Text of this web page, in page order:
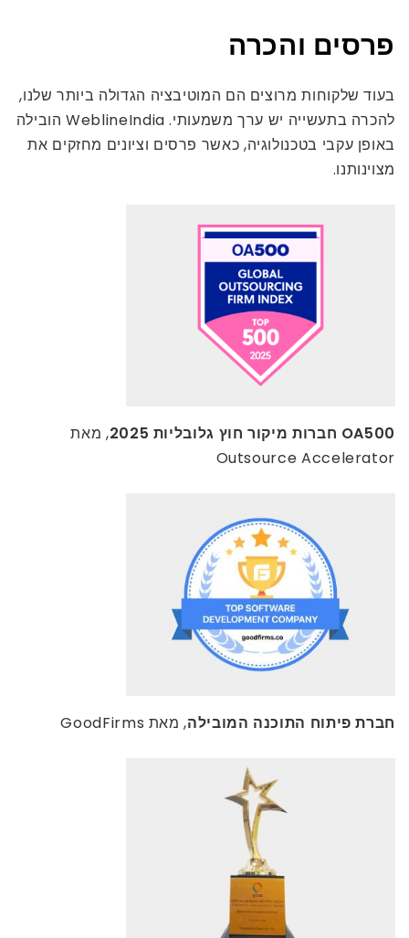
פרסים והכרה
בעוד שלקוחות מרוצים הם המוטיבציה הגדולה ביותר שלנו,
להכרה בתעשייה יש ערך משמעותי. WeblineIndia הובילה
באופן עקבי בטכנולוגיה, כאשר פרסים וציונים מחזקים את
מצוינותנו.
OA500 חברות מיקור חוץ גלובליות 2025
, מאת
Outsource Accelerator
חברת פיתוח התוכנה המובילה, מאת GoodFirms